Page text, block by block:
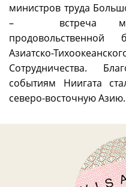
министров труда
– встреча
Азиатско-
Сотрудничества.
событиям Ниигата
северо-восточную Азию.